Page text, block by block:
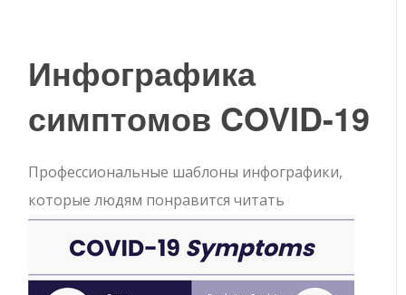
Инфографика
симптомов COVID-19
Профессиональные шаблоны инфографики,
которые людям понравится читать